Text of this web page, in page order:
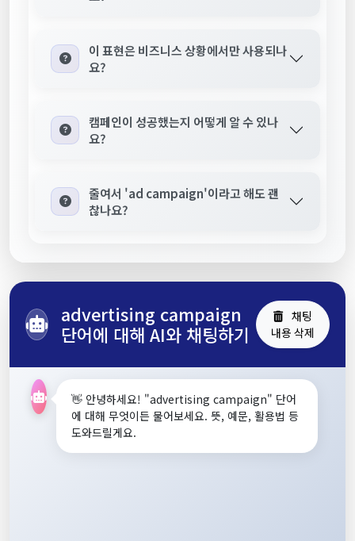
이 표현은 비즈니스 상황에서만 사용되나
요?
캠페인이 성공했는지 어떻게 알 수 있나
요?
줄여서 'ad campaign'이라고 해도 괜
찮나요?
advertising campaign
단어에 대해 AI와 채팅하기
채팅
내용 삭제
👋 안녕하세요! "advertising campaign" 단어
에 대해 무엇이든 물어보세요. 뜻, 예문, 활용법 등
도와드릴게요.